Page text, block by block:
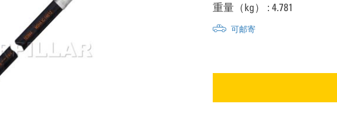
重量（kg） : 4.781
可邮寄